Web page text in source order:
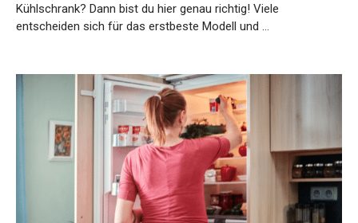
Kühlschrank? Dann bist du hier genau richtig! Viele
entscheiden sich für das erstbeste Modell und …